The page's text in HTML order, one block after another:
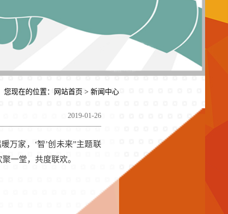
您现在的位置： 网站首页> 新闻中心
2019-01-26
万家，‘智’创未来”主题联
一堂，共度联欢。